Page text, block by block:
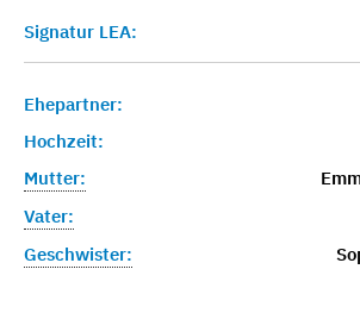
Signatur LEA:
Ehepartner:
Hochzeit:
Mutter:
Vater:
Geschwister: